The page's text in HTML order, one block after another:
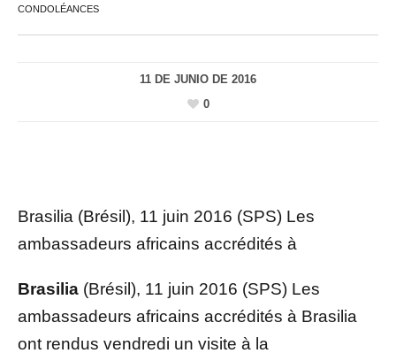
CONDOLÉANCES
11 DE JUNIO DE 2016
0
Brasilia (Brésil), 11 juin 2016 (SPS) Les
ambassadeurs africains accrédités à
Brasilia (Brésil), 11 juin 2016 (SPS) Les
ambassadeurs africains accrédités à Brasilia
ont rendus vendredi un visite à la